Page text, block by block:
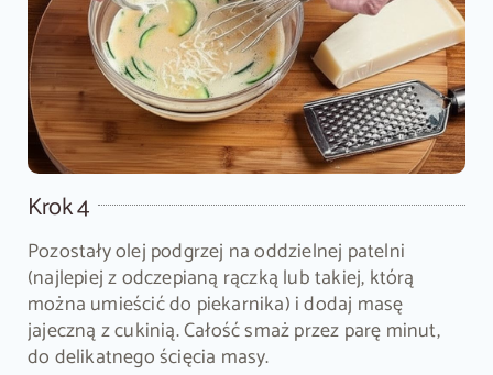
Krok 4
Pozostały olej podgrzej na oddzielnej patelni
(najlepiej z odczepianą rączką lub takiej, którą
można umieścić do piekarnika) i dodaj masę
jajeczną z cukinią. Całość smaż przez parę minut,
do delikatnego ścięcia masy.